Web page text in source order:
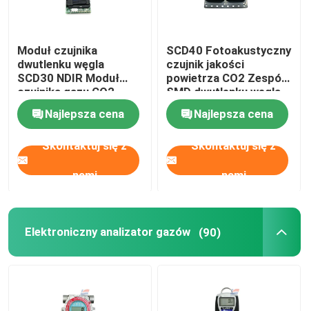
Moduł czujnika
dwutlenku węgla
SCD30 NDIR Moduł
czujnika gazu CO2
Jakość powietrza
Najlepsza cena
Skontaktuj się z
nami
SCD40 Fotoakustyczny
czujnik jakości
powietrza CO2 Zespół
SMD dwutlenku węgla
Najlepsza cena
Skontaktuj się z
nami
Elektroniczny analizator gazów (90)